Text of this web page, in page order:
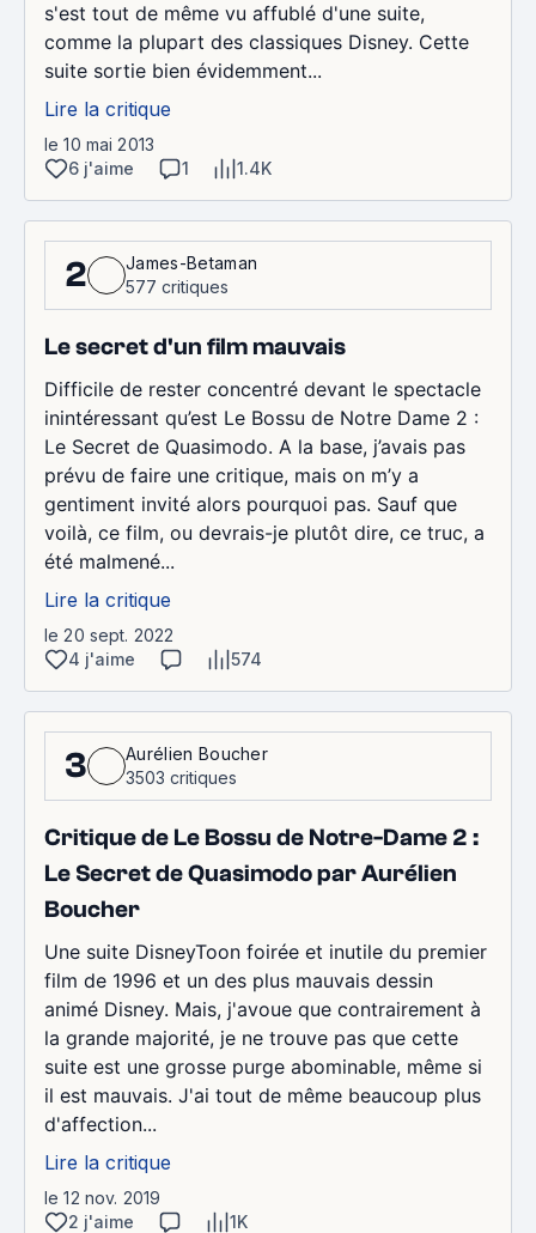
s'est tout de même vu affublé d'une suite,
comme la plupart des classiques Disney. Cette
suite sortie bien évidemment...
Lire la critique
le 10 mai 2013
6 j'aime
1 1.4K
2
James-Betaman
577 critiques
Le secret d'un film mauvais
Difficile de rester concentré devant le spectacle
inintéressant qu’est Le Bossu de Notre Dame 2 :
Le Secret de Quasimodo. A la base, j’avais pas
prévu de faire une critique, mais on m’y a
gentiment invité alors pourquoi pas. Sauf que
voilà, ce film, ou devrais-je plutôt dire, ce truc, a
été malmené...
Lire la critique
le 20 sept. 2022
4 j'aime
574
3
Aurélien Boucher
3503 critiques
Critique de Le Bossu de Notre-Dame 2 :
Le Secret de Quasimodo par Aurélien
Boucher
Une suite DisneyToon foirée et inutile du premier
film de 1996 et un des plus mauvais dessin
animé Disney. Mais, j'avoue que contrairement à
la grande majorité, je ne trouve pas que cette
suite est une grosse purge abominable, même si
il est mauvais. J'ai tout de même beaucoup plus
d'affection...
Lire la critique
le 12 nov. 2019
2 j'aime
1K